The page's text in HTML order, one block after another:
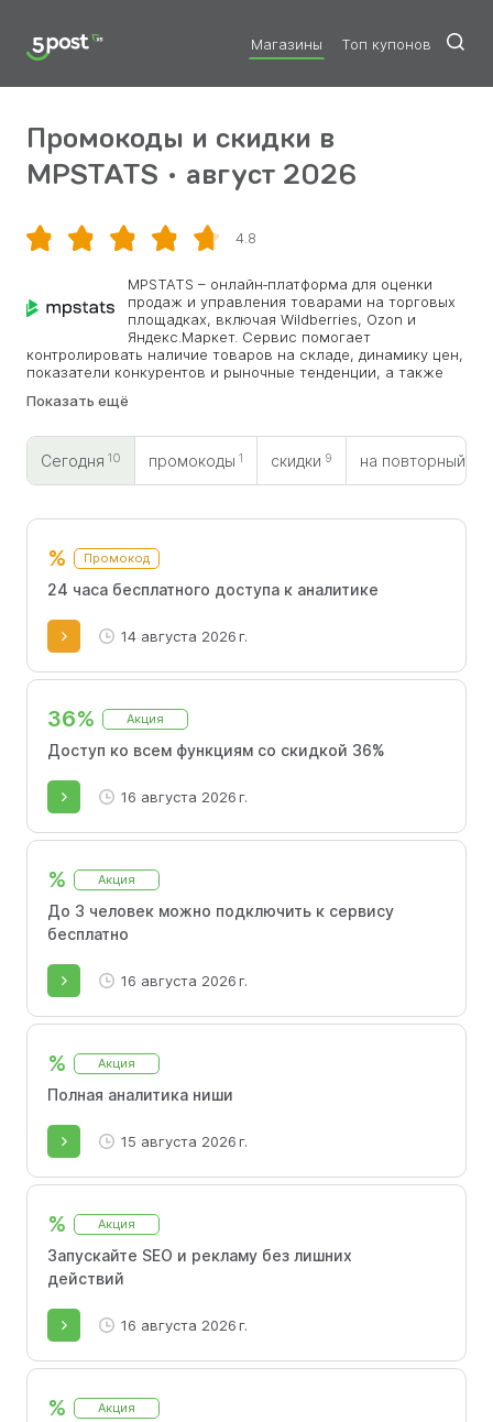
Магазины Топ купонов
Промокоды и скидки в
MPSTATS • август 2026
Сегодня 10 промокоды 1 скидки 9 на повторный
% Промокод
24 часа бесплатного доступа к аналитике
14 августа 2026 г.
36% Акция
Доступ ко всем функциям со скидкой 36%
16 августа 2026 г.
% Акция
До 3 человек можно подключить к сервису
бесплатно
16 августа 2026 г.
% Акция
Полная аналитика ниши
15 августа 2026 г.
% Акция
Запускайте SEO и рекламу без лишних
действий
16 августа 2026 г.
% Акция
4.8
MPSTATS – онлайн‑платформа для оценки
продаж и управления товарами на торговых
площадках, включая Wildberries, Ozon и
Яндекс.Маркет. Сервис помогает
контролировать наличие товаров на складе, динамику цен,
показатели конкурентов и рыночные тенденции, а также
Встроенные инструменты помогают управлять ценами,
ключевые показатели для быстрого принятия решений.
Клиентами становятся владельцы интернет-магазинов и
маркетологи, стремящиеся повысить продажи и
Показать ещё
Скопировать